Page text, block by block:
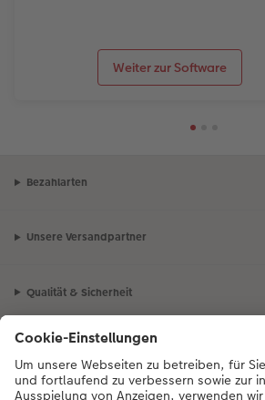
Weiter zur Software
Bezahlarten
Unsere Versandpartner
Qualität & Sicherheit
Nachhaltigkeit bei CEWE